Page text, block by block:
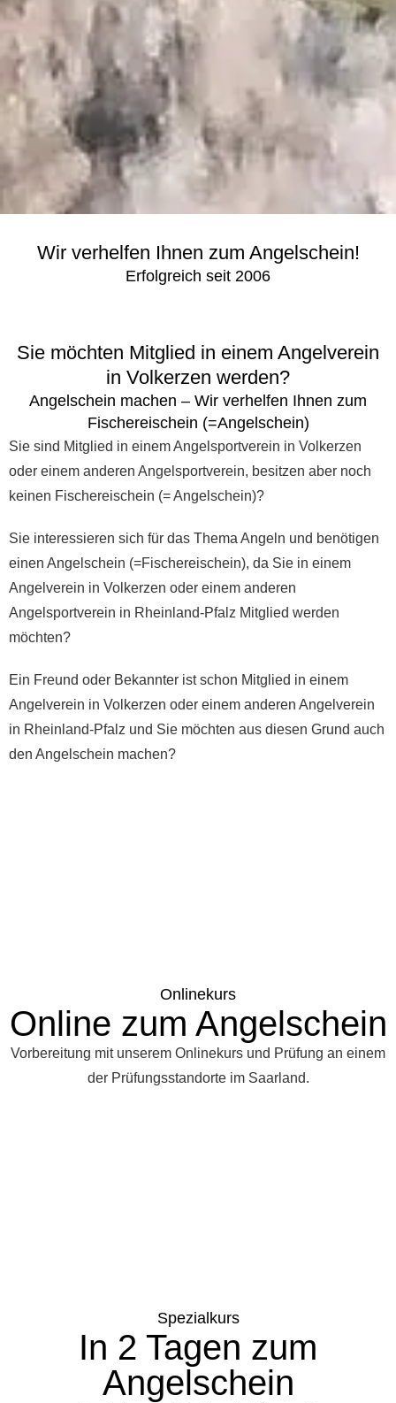
Wir verhelfen Ihnen zum Angelschein!
Erfolgreich seit 2006
Sie möchten Mitglied in einem Angelverein
in Volkerzen werden?
Angelschein machen – Wir verhelfen Ihnen zum
Fischereischein (=Angelschein)
Sie sind Mitglied in einem Angelsportverein in Volkerzen
oder einem anderen Angelsportverein, besitzen aber noch
keinen Fischereischein (= Angelschein)?
Sie interessieren sich für das Thema Angeln und benötigen
einen Angelschein (=Fischereischein), da Sie in einem
Angelverein in Volkerzen oder einem anderen
Angelsportverein in Rheinland-Pfalz Mitglied werden
möchten?
Ein Freund oder Bekannter ist schon Mitglied in einem
Angelverein in Volkerzen oder einem anderen Angelverein
in Rheinland-Pfalz und Sie möchten aus diesen Grund auch
den Angelschein machen?
Onlinekurs
Online zum Angelschein
Vorbereitung mit unserem Onlinekurs und Prüfung an einem
der Prüfungsstandorte im Saarland.
Spezialkurs
In 2 Tagen zum
Angelschein